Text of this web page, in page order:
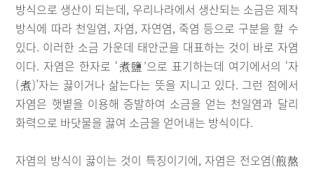
방식으로 생산이 되는데, 우리나라에서 생산되는 소금은 제작
방식에 따라 천일염, 자염, 자연염, 죽염 등으로 구분을 할 수
있다. 이러한 소금 가운데 태안군을 대표하는 것이 바로 자염
이다. 자염은 한자로 ‘煮鹽’으로 표기하는데 여기에서의 ‘자
(煮)’자는 끓이거나 삶는다는 뜻을 지니고 있다. 그런 점에서
자염은 햇볕을 이용해 증발하여 소금을 얻는 천일염과 달리
화력으로 바닷물을 끓여 소금을 얻어내는 방식이다.
자염의 방식이 끓이는 것이 특징이기에, 자염은 전오염(煎熬